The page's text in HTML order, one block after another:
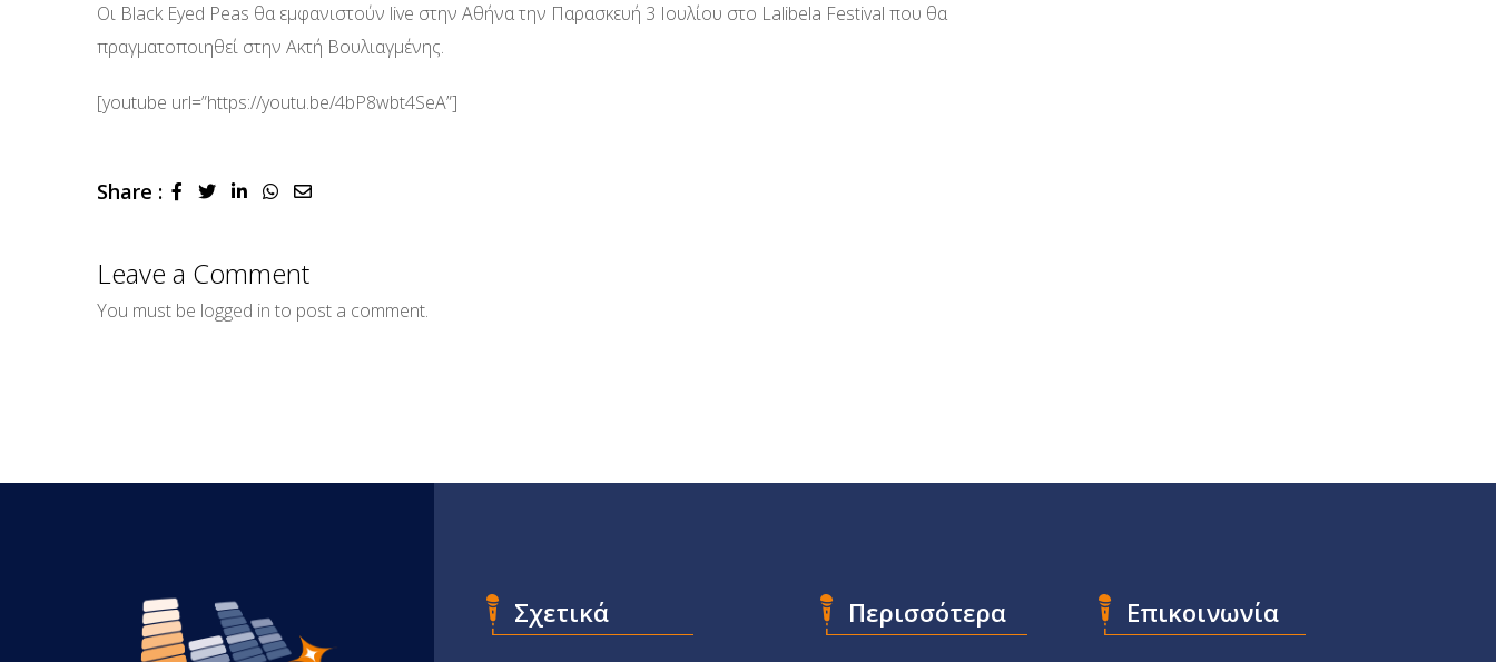
Οι Black Eyed Peas θα εμφανιστούν live στην Αθήνα την Παρασκευή 3 Ιουλίου στο Lalibela Festival που θα
πραγματοποιηθεί στην Ακτή Βουλιαγμένης.
[youtube url=”https://youtu.be/4bP8wbt4SeA”]
Share : LinkedInWhatsapp
Share
Leave a Comment
You must be logged in to post a comment.
Σχετικά Περισσότερα Επικοινωνία